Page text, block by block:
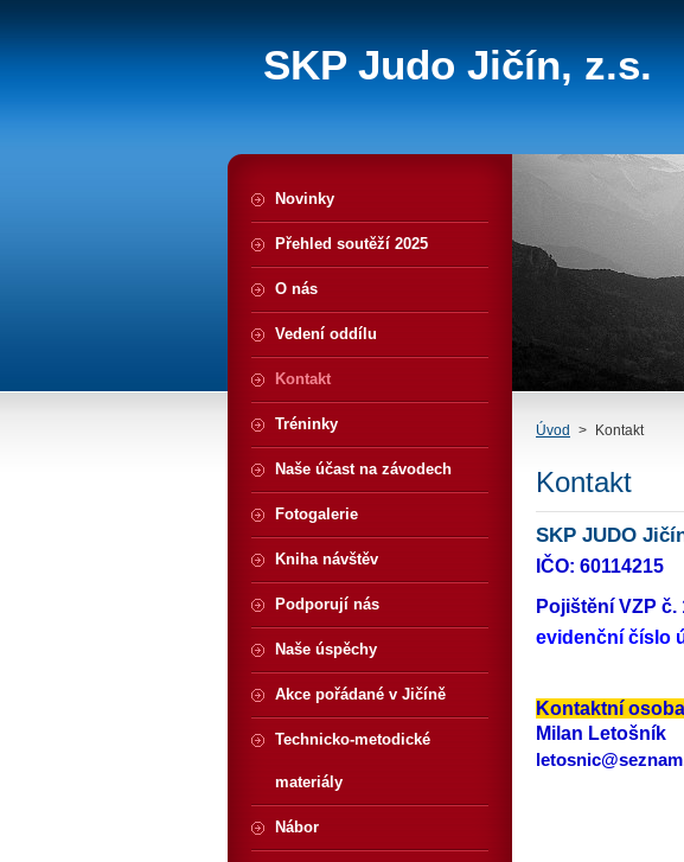
SKP Judo Jičín, z.s.
Úvod > Kontakt
Kontakt
SKP JUDO
IČO:
Pojištění VZP č.
evidenční číslo
Kontaktní osoba
Milan Letošník
Novinky
Přehled soutěží 2025
O nás
Vedení oddílu
Kontakt
Tréninky
Naše účast na závodech
Fotogalerie
Kniha návštěv
Podporují nás
Naše úspěchy
Akce pořádané v Jičíně
Technicko-metodické
materiály
Nábor